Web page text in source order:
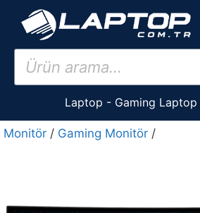
İçeriğe
Products
search
Laptop - Gaming Laptop
Monitör / Gaming Monitör /